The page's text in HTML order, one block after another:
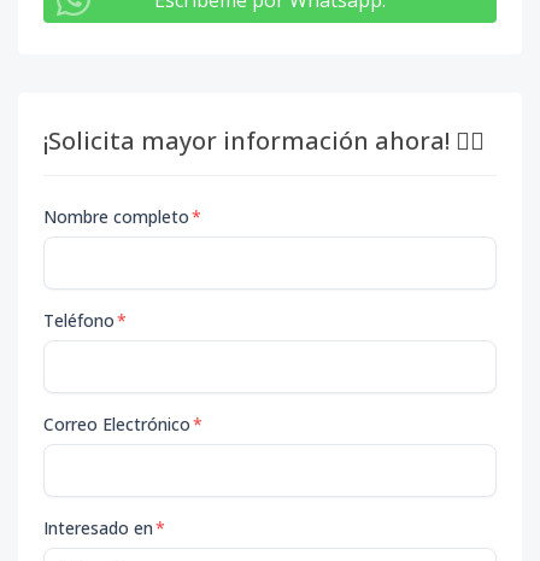
¡Solicita mayor información ahora! 👇🏽
Nombre completo*
Teléfono*
Correo Electrónico*
Interesado en*